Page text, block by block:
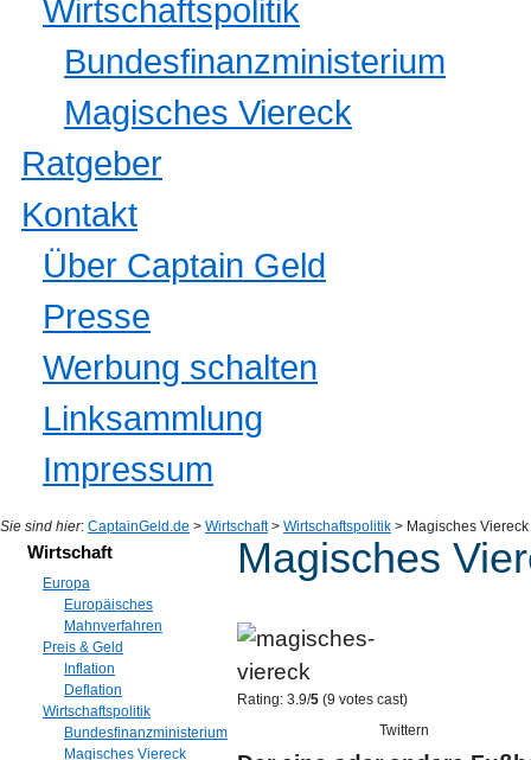
Wirtschaftspolitik
Bundesfinanzministerium
Magisches Viereck
Ratgeber
Kontakt
Über Captain Geld
Presse
Werbung schalten
Linksammlung
Impressum
Sie sind hier: CaptainGeld.de > Wirtschaft> Wirtschaftspolitik > Magisches Viereck
Wirtschaft
Europa
Europäisches
Mahnverfahren
Preis & Geld
Inflation
Deflation
Wirtschaftspolitik
Bundesfinanzministerium
Magisches Viereck
Magisches
Rating: 3.9/5 (9 votes cast)
Twittern